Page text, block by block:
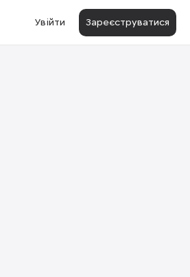
Увійти Зареєструватися